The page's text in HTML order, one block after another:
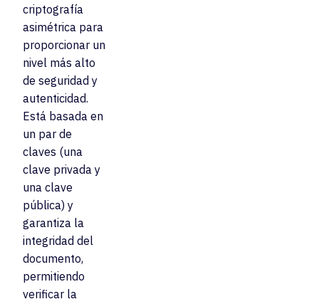
criptografía
asimétrica para
proporcionar un
nivel más alto
de seguridad y
autenticidad.
Está basada en
un par de
claves (una
clave privada y
una clave
pública) y
garantiza la
integridad del
documento,
permitiendo
verificar la